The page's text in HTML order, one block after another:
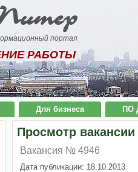
портал
РАБОТЫ
Для бизнеса ПО
Просмотр вакансии
Вакансия № 4946
Дата публикации: 18.10.2013